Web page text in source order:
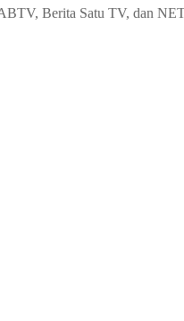
Berita Satu TV, dan